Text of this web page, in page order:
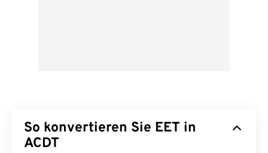
So konvertieren Sie EET in
ACDT